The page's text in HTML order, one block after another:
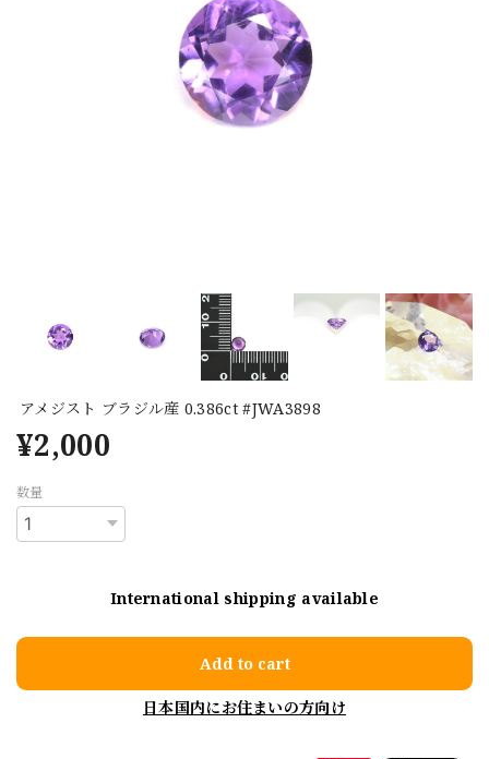
アメジスト ブラジル産 0.386ct #JWA3898
¥2,000
数量
International shipping available
Add to cart
日本国内にお住まいの方向け